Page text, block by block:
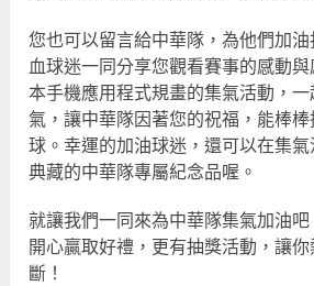
您也可以留言給中華隊，為他們加
血球迷一同分享您觀看賽事的感動
本手機應用程式規畫的集氣活動，
氣，讓中華隊因著您的祝福，能棒
球。幸運的加油球迷，還可以在集
典藏的中華隊專屬紀念品喔。
就讓我們一同來為中華隊集氣加油吧
開心贏取好禮，更有抽獎活動，讓
斷！